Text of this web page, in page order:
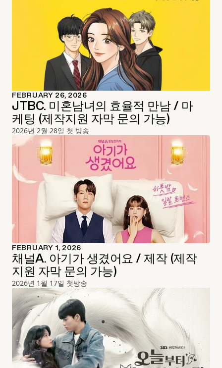
FEBRUARY 26, 2026
JTBC. 미혼남녀의 효율적 만남 / 마
케팅 (제작지원 자막 문의 가능)
2026년 2월 28일 첫 방송
FEBRUARY 1, 2026
채널A. 아기가 생겼어요 / 제작 (제작
지원 자막 문의 가능)
2026년 1월 17일 첫방송